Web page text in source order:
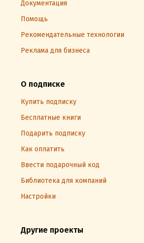
Документация
Помощь
Рекомендательные технологии
Реклама для бизнеса
О подписке
Купить подписку
Бесплатные книги
Подарить подписку
Как оплатить
Ввести подарочный код
Библиотека для компаний
Настройки
Другие проекты